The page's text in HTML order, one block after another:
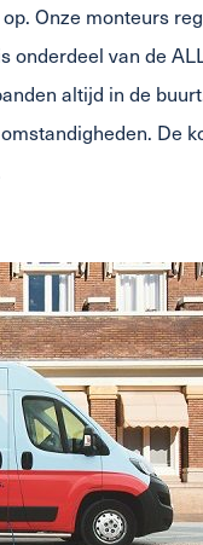
Onze monteurs
onderdeel van de
altijd in de
De